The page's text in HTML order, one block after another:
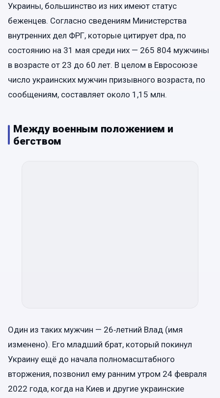
Украины, большинство из них имеют статус
беженцев. Согласно сведениям Министерства
внутренних дел ФРГ, которые цитирует dpa, по
состоянию на 31 мая среди них — 265 804 мужчины
в возрасте от 23 до 60 лет. В целом в Евросоюзе
число украинских мужчин призывного возраста, по
сообщениям, составляет около 1,15 млн.
Между военным положением и
бегством
Один из таких мужчин — 26‑летний Влад (имя
изменено). Его младший брат, который покинул
Украину ещё до начала полномасштабного
вторжения, позвонил ему ранним утром 24 февраля
2022 года, когда на Киев и другие украинские